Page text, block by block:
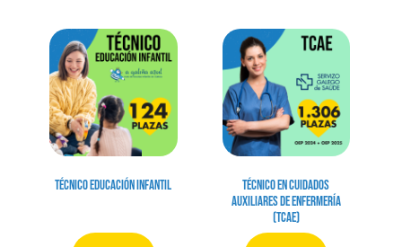
Técnico Educación Infantil
Técnico en Cuidados
Auxiliares de Enfermería
(TCAE)